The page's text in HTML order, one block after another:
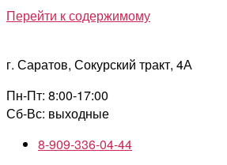
Перейти к содержимому
г. Саратов, Сокурский тракт, 4А
Пн-Пт: 8:00-17:00
Сб-Вс: выходные
8-909-336-04-44